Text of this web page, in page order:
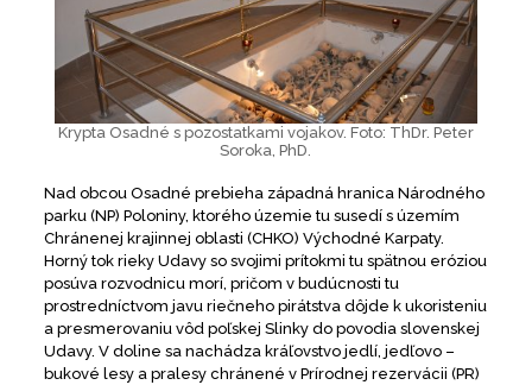
Krypta Osadné s pozostatkami vojakov. Foto: ThDr. Peter
Soroka, PhD.
Nad obcou Osadné prebieha západná hranica Národného
parku (NP) Poloniny, ktorého územie tu susedí s územím
Chránenej krajinnej oblasti (CHKO) Východné Karpaty.
Horný tok rieky Udavy so svojimi prítokmi tu spätnou eróziou
posúva rozvodnicu morí, pričom v budúcnosti tu
prostredníctvom javu riečneho pirátstva dôjde k ukoristeniu
a presmerovaniu vôd poľskej Slinky do povodia slovenskej
Udavy. V doline sa nachádza kráľovstvo jedlí, jedľovo –
bukové lesy a pralesy chránené v Prírodnej rezervácii (PR)